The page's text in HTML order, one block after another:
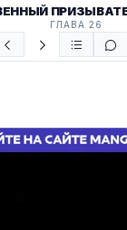
ГЛАВА 26